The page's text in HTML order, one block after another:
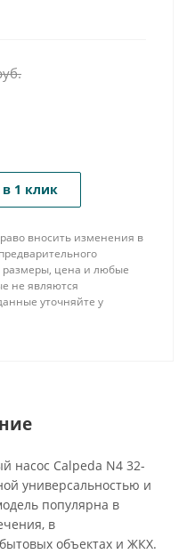
1 клик
вносить изменения в
размеры, цена и любые
не являются
уточняйте у
насос Calpeda N4 32-
универсальностью и
популярна в
в
объектах и ЖКХ.